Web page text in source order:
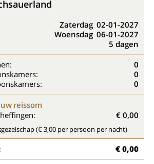
Zaterdag 02-01-2027
Woensdag 06-01-2027
5 dagen
0
0
0
reissom
€ 0,00
(€ 3,00 per persoon per nacht)
€ 0,00